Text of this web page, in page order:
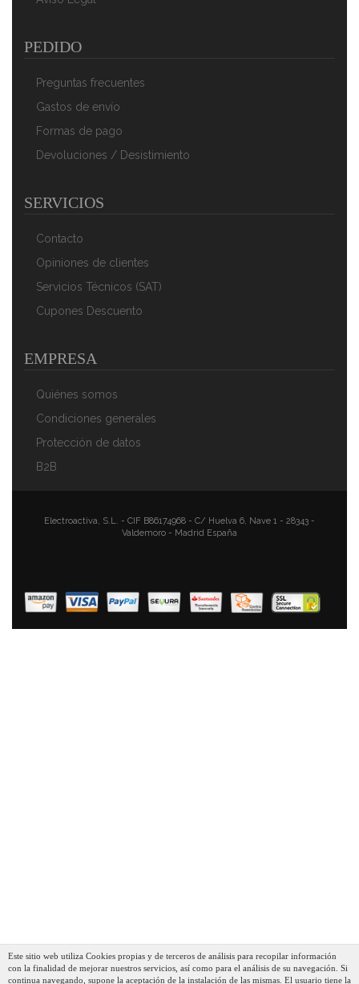
PEDIDO
Preguntas frecuentes
Gastos de envío
Formas de pago
Devoluciones / Desistimiento
SERVICIOS
Contacto
Opiniones de clientes
Servicios Técnicos (SAT)
Cupones Descuento
EMPRESA
Quiénes somos
Condiciones generales
Protección de datos
B2B
Electroactiva, S.L. - CIF B86174968 - C/ Huelva 6, Nave 1 - 28343 -
Valdemoro - Madrid España
Este sitio web utiliza Cookies propias y de terceros de análisis para recopilar información
con la finalidad de mejorar nuestros servicios, así como para el análisis de su navegación. Si
continua navegando, supone la aceptación de la instalación de las mismas. El usuario tiene la